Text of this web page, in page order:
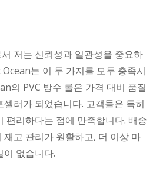
저는 신뢰성과 일관성을 중요하
는 이 두 가지를 모두 충족시
의 PVC 방수 롤은 가격 대비 품질
러가 되었습니다. 고객들은 특히
편리하다는 점에 만족합니다. 배송
재고 관리가 원활하고, 더 이상 마
이 없습니다.